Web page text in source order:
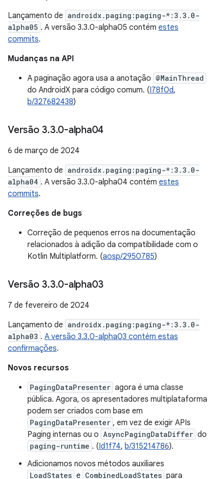
Lançamento de androidx.paging:paging-*:3.3.0-
alpha05 . A versão 3.3.0-alpha05 contém estes
commits.
Mudanças na API
A paginação agora usa a anotação @MainThread
do AndroidX para código comum. (I78f0d,
b/327682438)
Versão 3.3.0-alpha04
6 de março de 2024
Lançamento de androidx.paging:paging-*:3.3.0-
alpha04 . A versão 3.3.0-alpha04 contém estes
commits.
Correções de bugs
Correção de pequenos erros na documentação
relacionados à adição da compatibilidade com o
Kotlin Multiplatform. (aosp/2950785)
Versão 3.3.0-alpha03
7 de fevereiro de 2024
Lançamento de androidx.paging:paging-*:3.3.0-
alpha03 . A versão 3.3.0-alpha03 contém estas
confirmações.
Novos recursos
PagingDataPresenter agora é uma classe
pública. Agora, os apresentadores multiplataforma
podem ser criados com base em
PagingDataPresenter , em vez de exigir APIs
Paging internas ou o AsyncPagingDataDiffer do
paging-runtime . (Id1f74, b/315214786).
Adicionamos novos métodos auxiliares
LoadStates e CombinedLoadStates para